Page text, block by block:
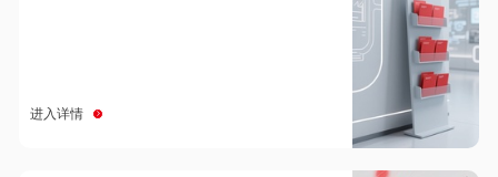
进入详情